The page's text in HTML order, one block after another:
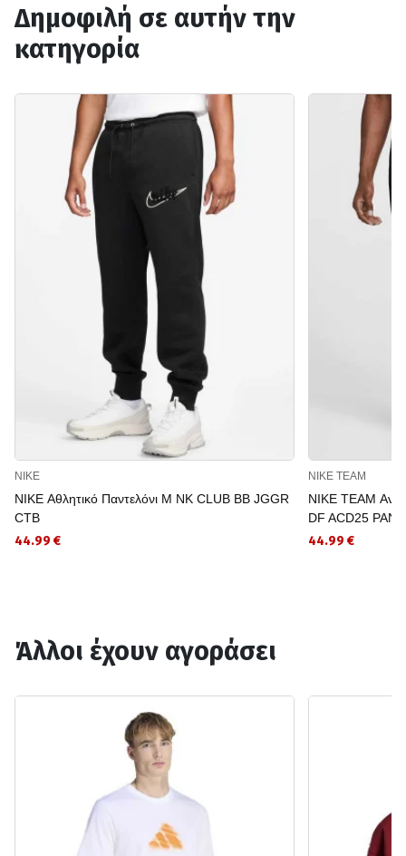
Δημοφιλή σε αυτήν την
κατηγορία
NIKE
NIKE Αθλητικό Παντελόνι M NK CLUB BB JGGR
CTB
44.99 €
NIKE TEAM
NIKE TEAM
DF ACD25
44.99 €
Άλλοι έχουν αγοράσει